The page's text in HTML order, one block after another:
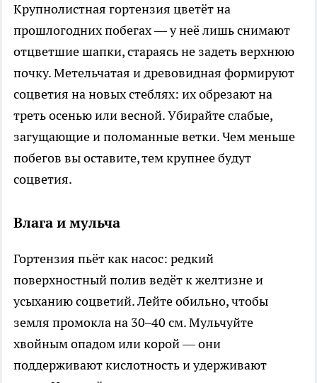
Крупнолистная гортензия цветёт на
прошлогодних побегах — у неё лишь снимают
отцветшие шапки, стараясь не задеть верхнюю
почку. Метельчатая и древовидная формируют
соцветия на новых стеблях: их обрезают на
треть осенью или весной. Убирайте слабые,
загущающие и поломанные ветки. Чем меньше
побегов вы оставите, тем крупнее будут
соцветия.
Влага и мульча
Гортензия пьёт как насос: редкий
поверхностный полив ведёт к желтизне и
усыханию соцветий. Лейте обильно, чтобы
земля промокла на 30–40 см. Мульчуйте
хвойным опадом или корой — они
поддерживают кислотность и удерживают